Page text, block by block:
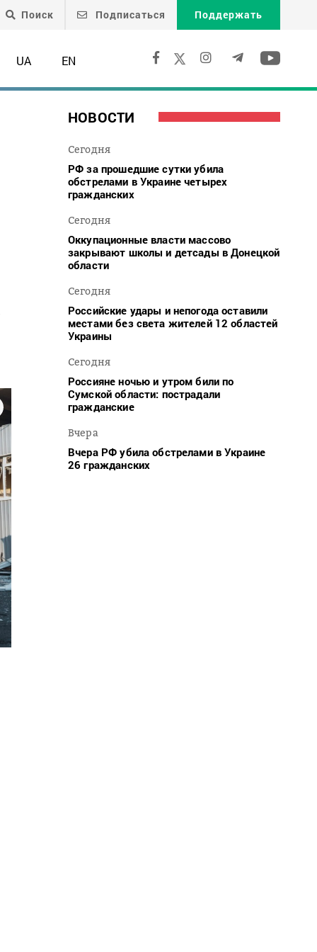
Поиск Подписаться Поддержать
UA EN
НОВОСТИ
Сегодня
РФ за прошедшие сутки убила
обстрелами в Украине четырех
гражданских
Сегодня
Оккупационные власти массово
закрывают школы и детсады в Донецкой
области
Сегодня
Российские удары и непогода оставили
местами без света жителей 12 областей
Украины
Сегодня
Россияне ночью и утром били по
Сумской области: пострадали
гражданские
Вчера
Вчера РФ убила обстрелами в Украине
26 гражданских